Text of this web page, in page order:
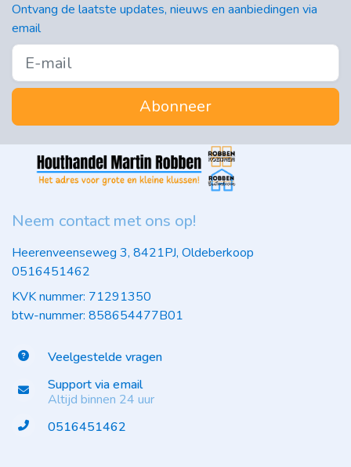
Ontvang de laatste updates, nieuws en aanbiedingen via
email
Abonneer
Neem contact met ons op!
Heerenveenseweg 3, 8421PJ, Oldeberkoop
0516451462
KVK nummer: 71291350
btw-nummer: 858654477B01
Veelgestelde vragen
Support via email
Altijd binnen 24 uur
0516451462